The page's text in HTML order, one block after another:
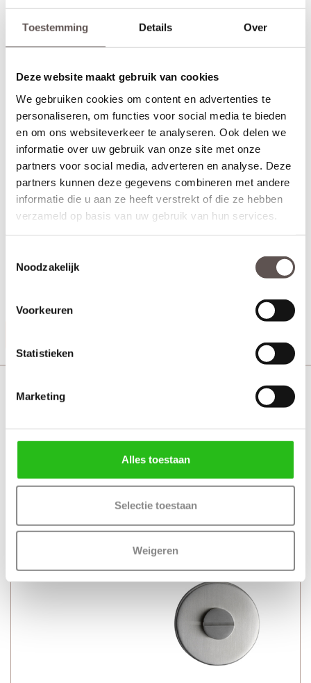
Toestemming Details Over
Deze website maakt gebruik van cookies
We gebruiken cookies om content en advertenties te
personaliseren, om functies voor social media te bieden
en om ons websiteverkeer te analyseren. Ook delen we
informatie over uw gebruik van onze site met onze
partners voor social media, adverteren en analyse. Deze
partners kunnen deze gegevens combineren met andere
informatie die u aan ze heeft verstrekt of die ze hebben
verzameld op basis van uw gebruik van hun services.
Noodzakelijk
Voorkeuren
Statistieken
Marketing
Alles toestaan
Selectie toestaan
Weigeren
Inhoud van de set
+ Universele bouten en montagemateriaal voor een snelle
+ Geschikt voor alle standaard loopsloten en binnendeuren